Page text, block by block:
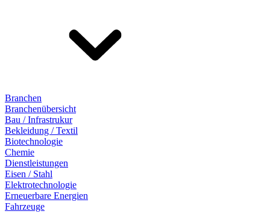
Branchen
Branchenübersicht
Bau / Infrastrukur
Bekleidung / Textil
Biotechnologie
Chemie
Dienstleistungen
Eisen / Stahl
Elektrotechnologie
Erneuerbare Energien
Fahrzeuge